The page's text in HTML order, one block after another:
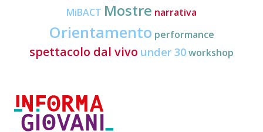
MiBACT Mostre narrativa
Orientamento performance
spettacolo dal vivo under 30workshop